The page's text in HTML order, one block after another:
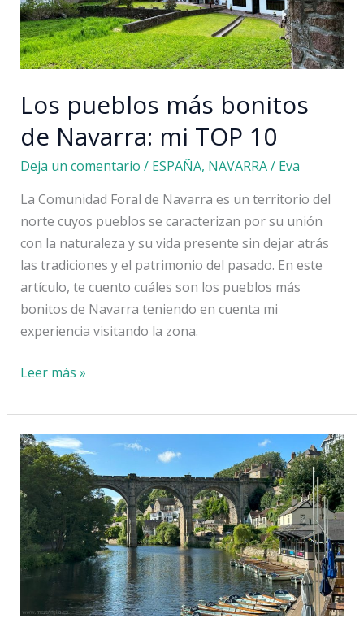
Los pueblos más bonitos
de Navarra: mi TOP 10
Deja un comentario / ESPAÑA, NAVARRA/ Eva
La Comunidad Foral de Navarra es un territorio del
norte cuyos pueblos se caracterizan por su unión
con la naturaleza y su vida presente sin dejar atrás
las tradiciones y el patrimonio del pasado. En este
artículo, te cuento cuáles son los pueblos más
bonitos de Navarra teniendo en cuenta mi
experiencia visitando la zona.
Los
más
bonitos
de
Navarra:
mi
TOP
10
Leer más »